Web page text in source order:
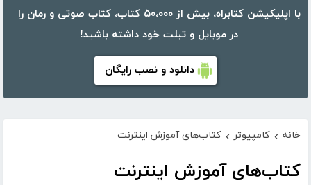
با اپلیکیشن کتابراه، بیش از ۵۰،۰۰۰ کتاب، کتاب صوتی و رمان را
در موبایل و تبلت خود داشته باشید!
دانلود و نصب رایگان
خانه › کامپیوتر › کتاب‌های آموزش اینترنت
کتاب‌های آموزش اینترنت